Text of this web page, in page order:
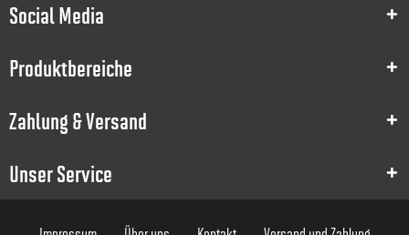
5.5
Social Media
Produktbereiche
Zahlung & Versand
Unser Service